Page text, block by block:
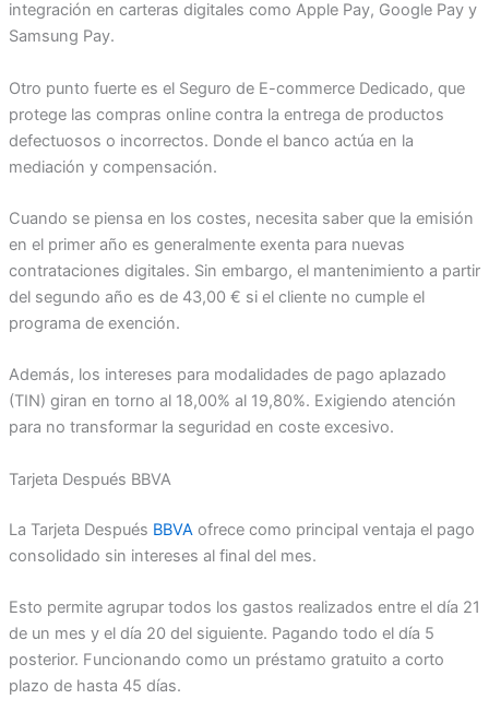
integración en carteras digitales como Apple Pay, Google Pay y
Samsung Pay.
Otro punto fuerte es el Seguro de E-commerce Dedicado, que
protege las compras online contra la entrega de productos
defectuosos o incorrectos. Donde el banco actúa en la
mediación y compensación.
Cuando se piensa en los costes, necesita saber que la emisión
en el primer año es generalmente exenta para nuevas
contrataciones digitales. Sin embargo, el mantenimiento a partir
del segundo año es de 43,00 € si el cliente no cumple el
programa de exención.
Además, los intereses para modalidades de pago aplazado
(TIN) giran en torno al 18,00% al 19,80%. Exigiendo atención
para no transformar la seguridad en coste excesivo.
Tarjeta Después BBVA
La Tarjeta Después BBVAofrece como principal ventaja el pago
consolidado sin intereses al final del mes.
Esto permite agrupar todos los gastos realizados entre el día 21
de un mes y el día 20 del siguiente. Pagando todo el día 5
posterior. Funcionando como un préstamo gratuito a corto
plazo de hasta 45 días.